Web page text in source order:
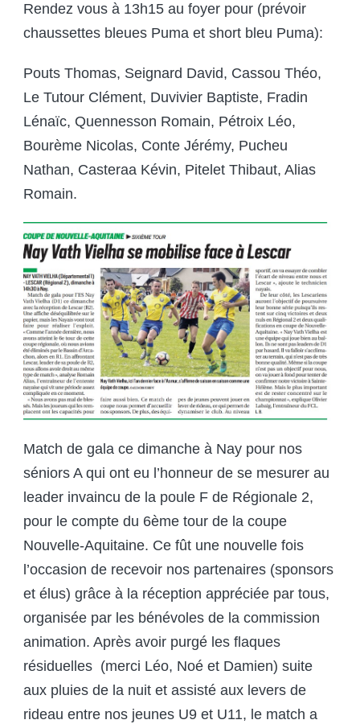
Rendez vous à 13h15 au foyer pour (prévoir
chaussettes bleues Puma et short bleu Puma):
Pouts Thomas, Seignard David, Cassou Théo,
Le Tutour Clément, Duvivier Baptiste, Fradin
Lénaïc, Quennesson Romain, Pétroix Léo,
Bourème Nicolas, Conte Jérémy, Pucheu
Nathan, Casteraa Kévin, Pitelet Thibaut, Alias
Romain.
Match de gala ce dimanche à Nay pour nos
séniors A qui ont eu l’honneur de se mesurer au
leader invaincu de la poule F de Régionale 2,
pour le compte du 6ème tour de la coupe
Nouvelle-Aquitaine. Ce fût une nouvelle fois
l’occasion de recevoir nos partenaires (sponsors
et élus) grâce à la réception appréciée par tous,
organisée par les bénévoles de la commission
animation. Après avoir purgé les flaques
résiduelles (merci Léo, Noé et Damien) suite
aux pluies de la nuit et assisté aux levers de
rideau entre nos jeunes U9 et U11, le match a